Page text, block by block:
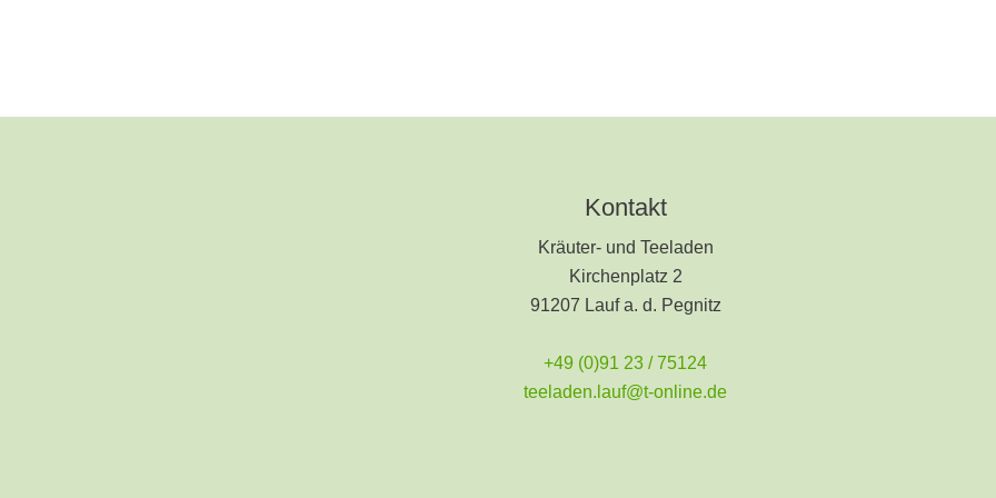
Kontakt
Kräuter- und Teeladen
Kirchenplatz 2
91207 Lauf a. d. Pegnitz
+49 (0)91 23 / 75124
teeladen.lauf@t-online.de